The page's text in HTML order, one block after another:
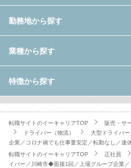
勤務地から探す
業種から探す
特徴から探す
転職サイトのイーキャリアTOP 販売・サ
ドライバー（物流）
大型ドライバ
企業／コロナ禍でも仕事量安定／転勤なし／連
転職サイトのイーキャリアTOP
正社員
イバー／川崎市◆面接1回／上場グループ企業